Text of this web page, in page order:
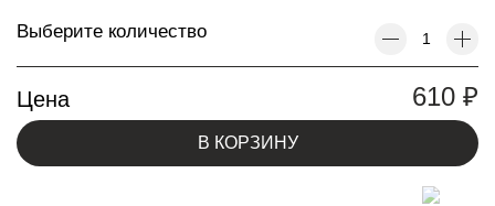
Выберите количество
Цена 610 ₽
В КОРЗИНУ